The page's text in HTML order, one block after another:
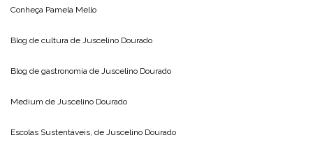
Conheça Pamela Mello
Blog de cultura de Juscelino Dourado
Blog de gastronomia de Juscelino Dourado
Medium de Juscelino Dourado
Escolas Sustentáveis, de Juscelino Dourado